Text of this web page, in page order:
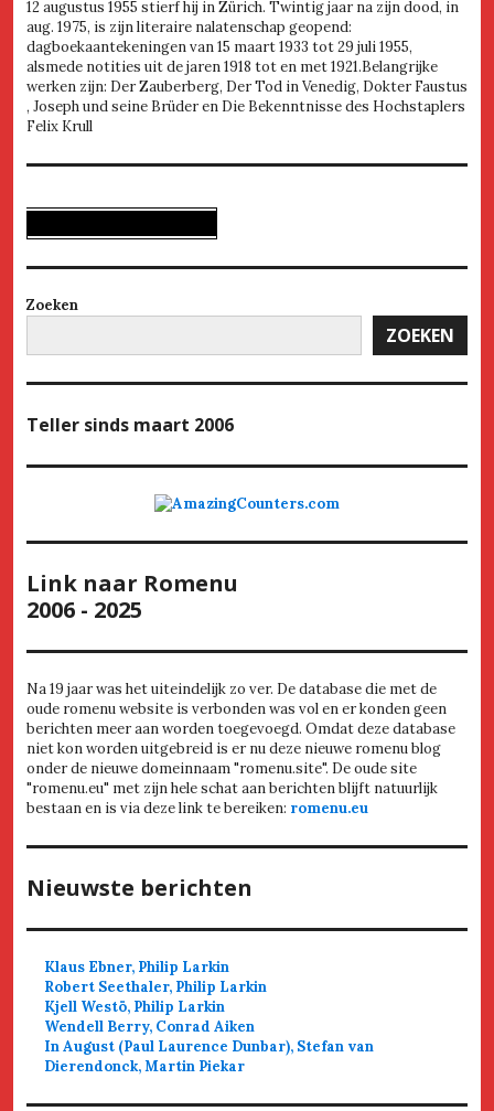
12 augustus 1955 stierf hij in Zürich. Twintig jaar na zijn dood, in
aug. 1975, is zijn literaire nalatenschap geopend:
dagboekaantekeningen van 15 maart 1933 tot 29 juli 1955,
alsmede notities uit de jaren 1918 tot en met 1921.Belangrijke
werken zijn: Der Zauberberg, Der Tod in Venedig, Dokter Faustus
, Joseph und seine Brüder en Die Bekenntnisse des Hochstaplers
Felix Krull
Zoeken
ZOEKEN
Teller sinds maart 2006
Link naar Romenu
2006 - 2025
Na 19 jaar was het uiteindelijk zo ver. De database die met de
oude romenu website is verbonden was vol en er konden geen
berichten meer aan worden toegevoegd. Omdat deze database
niet kon worden uitgebreid is er nu deze nieuwe romenu blog
onder de nieuwe domeinnaam "romenu.site". De oude site
"romenu.eu" met zijn hele schat aan berichten blijft natuurlijk
bestaan en is via deze link te bereiken: romenu.eu
Nieuwste berichten
Klaus Ebner, Philip Larkin
Robert Seethaler, Philip Larkin
Kjell Westö, Philip Larkin
Wendell Berry, Conrad Aiken
In August (Paul Laurence Dunbar), Stefan van
Dierendonck, Martin Piekar